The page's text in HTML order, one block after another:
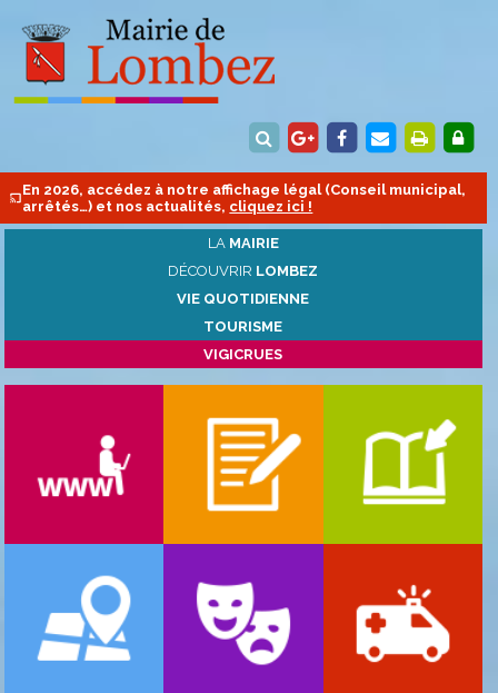
En 2026, accédez à notre affichage légal (Conseil municipal,
arrêtés…) et nos actualités, cliquez ici !
LA MAIRIE
DÉCOUVRIR LOMBEZ
VIE QUOTIDIENNE
TOURISME
VIGICRUES